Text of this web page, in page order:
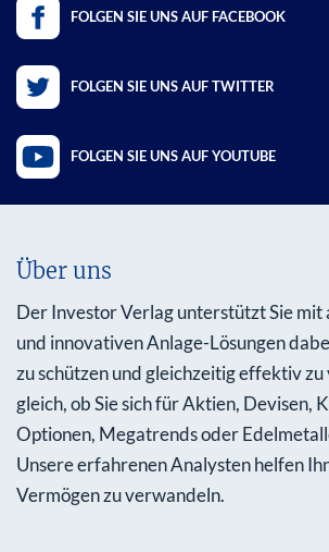
FOLGEN SIE UNS AUF FACEBOOK
FOLGEN SIE UNS AUF TWITTER
FOLGEN SIE UNS AUF YOUTUBE
Über uns
Der Investor Verlag unterstützt Sie mit
und innovativen Anlage-Lösungen
zu schützen und gleichzeitig effektiv
gleich, ob Sie sich für Aktien, Devisen,
Optionen, Megatrends oder
Unsere erfahrenen Analysten helfen
Vermögen zu verwandeln.